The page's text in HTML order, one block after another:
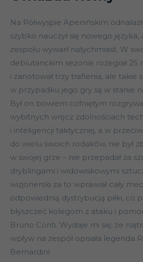
Na Półwyspie Apenińskim
szybko nauczył się nowego języka,
zespołu wywarł natychmiast. W
debiutanckim sezonie rozegrał 25
i zanotował trzy trafienia, ale takie
w przypadku jego gry są w stanie
Był on bowiem cofniętym
wybitnych wręcz zdolnościach
i inteligencji taktycznej, a w
do wielu swoich rodaków, nie był
w swojej grze – nie przepadał za
dryblingami i widowiskowymi
wizjonerski za to wprawiał cały
odpowiednią dystrybucją piłki, co
błyszczeć kolegom z ataku i
Bruno Conti. Wydaje mi się, że
wpływ na zespół opisała legenda
Bernardini: